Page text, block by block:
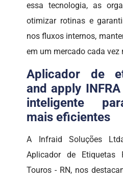
essa tecnologia, as
otimizar rotinas e
nos fluxos internos,
em um mercado cada vez
Aplicador de
and apply
inteligente
mais eficientes
A Infraid Soluções
Aplicador de
Touros - RN, nos